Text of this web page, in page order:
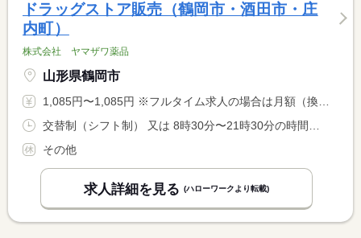
ドラッグストア販売（鶴岡市・酒田市・庄
内町）
株式会社 ヤマザワ薬品
山形県鶴岡市
1,085円〜1,085円 ※フルタイム求人の場合は月額（換算額）、パート求人の場合は時間額を表示しています。
その他
求人詳細を見る (ハローワークより転載)